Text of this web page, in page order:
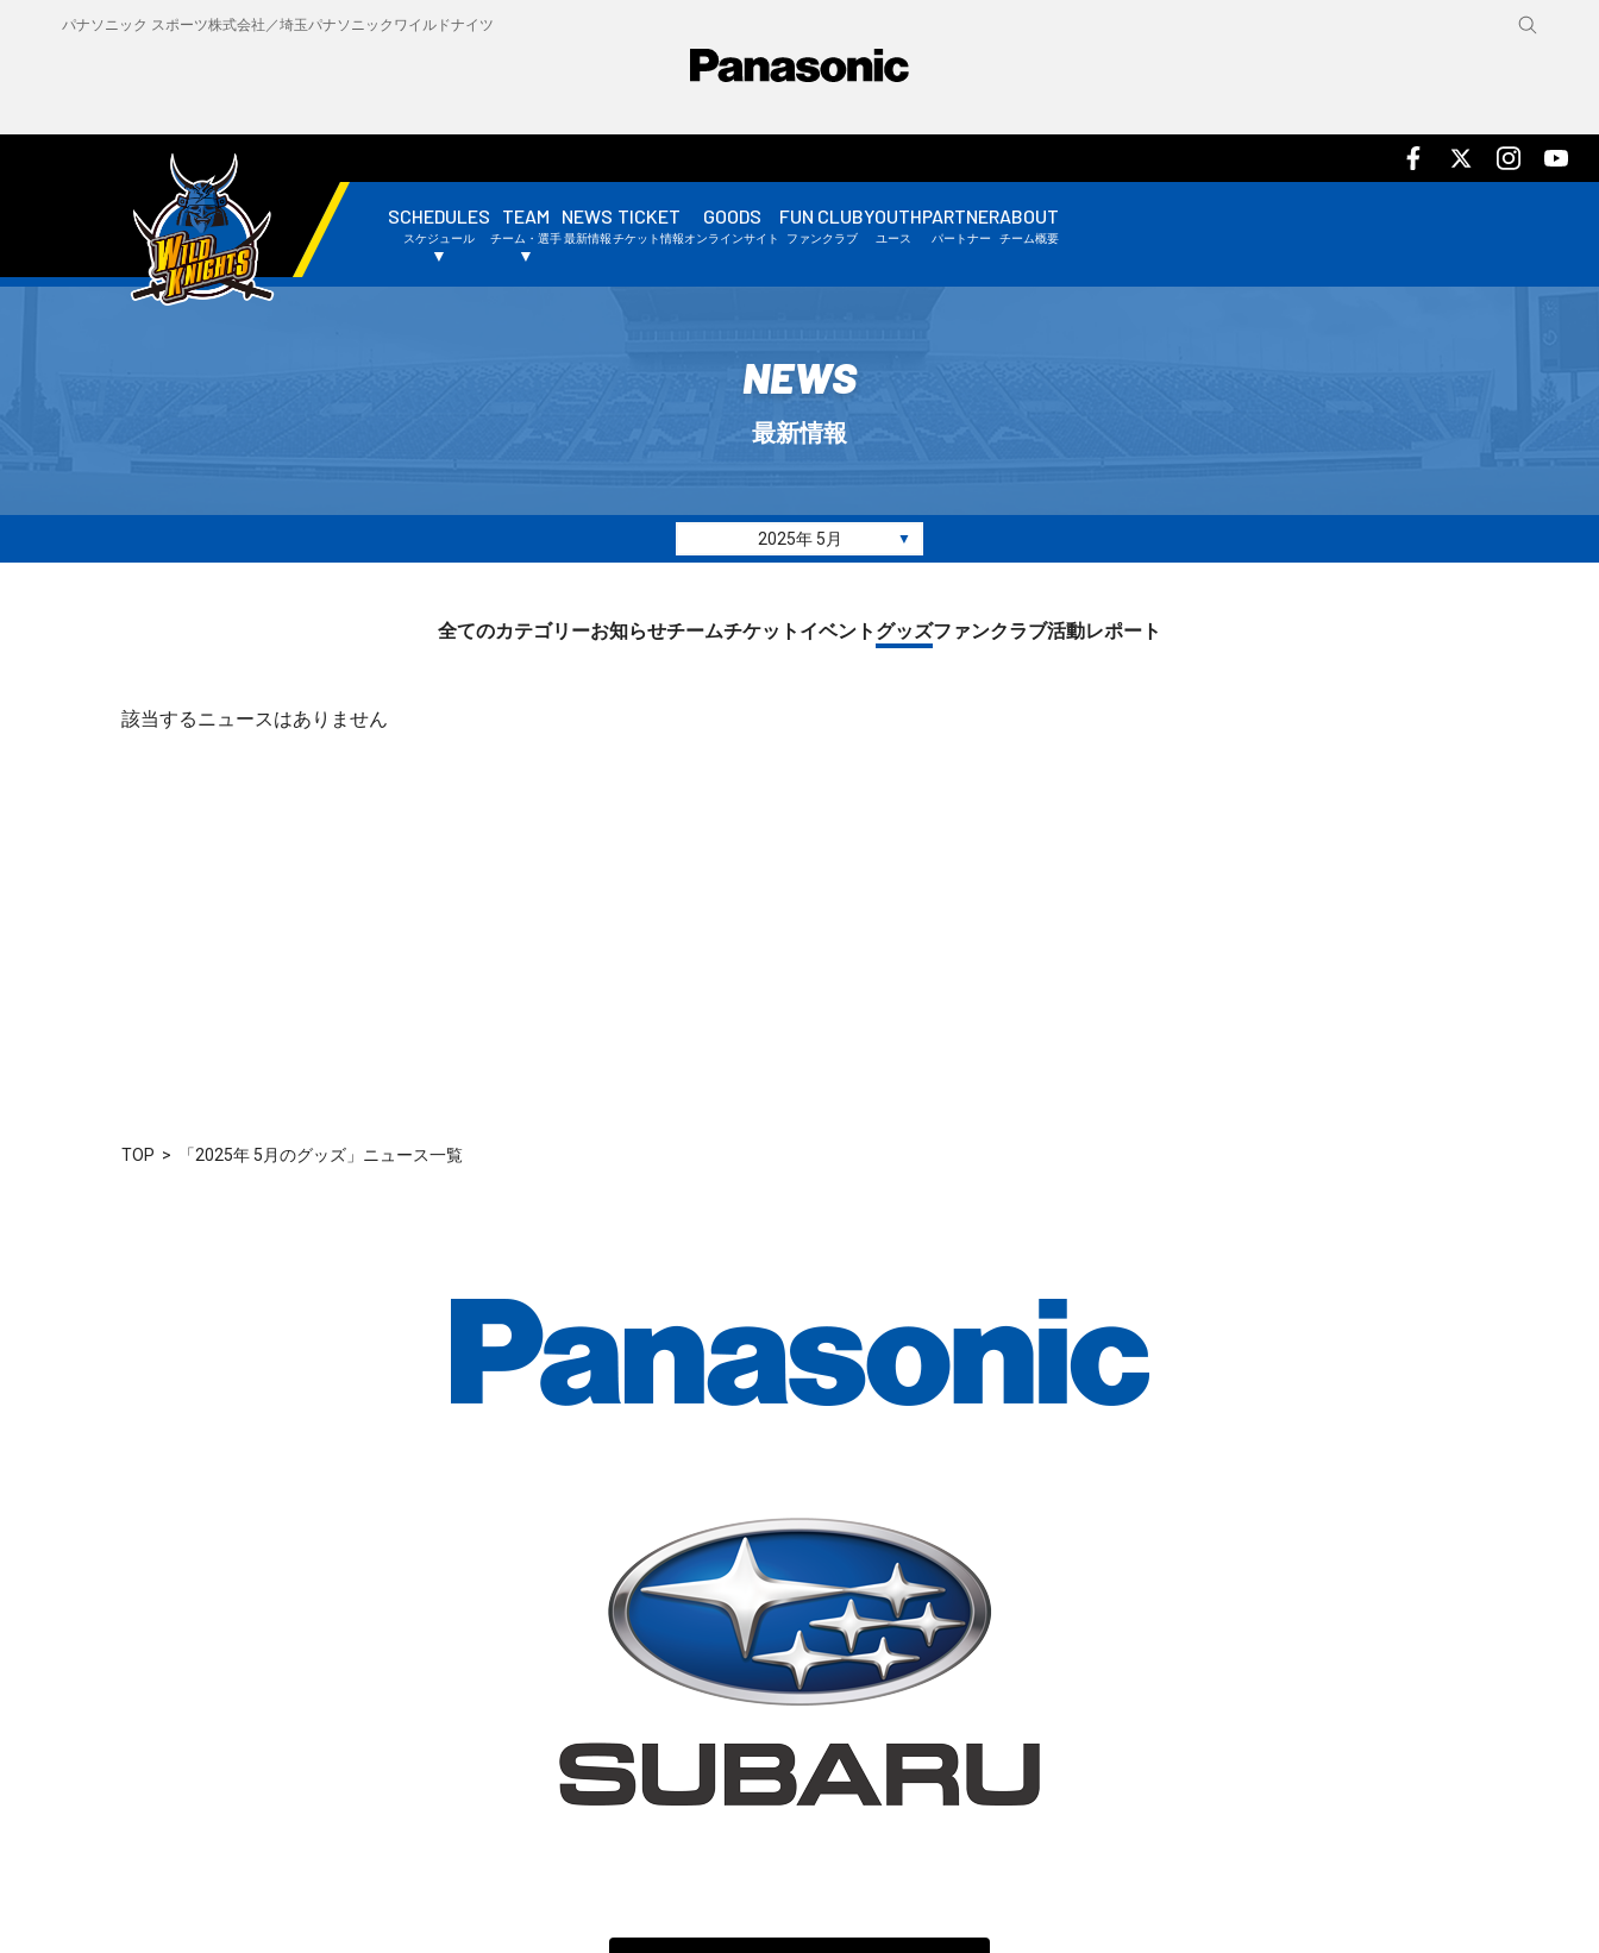
パナソニック スポーツ株式会社／埼玉パナソニックワイルドナイツ
SCHEDULES
スケジュール
▼
TEAM
チーム・選手
▼
NEWS
最新情報
TICKET
チケット情報
GOODS
オンラインサイト
FUN CLUB
ファンクラブ
YOUTH
ユース
PARTNER
パートナー
ABOUT
チーム概要
・試合日程・結果
・チームスケジュール
・選手情報
・スタッフ情報
NEWS
最新情報
2025年 5月 ▼
全てのカテゴリーお知らせチームチケット イベント グッズファンクラブ活動レポート
該当するニュースはありません
TOP 「2025年 5月のグッズ」ニュース一覧